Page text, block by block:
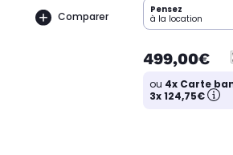
Comparer
Pensez
à la location
499,00€
ou 4x Carte
3x 124,75€